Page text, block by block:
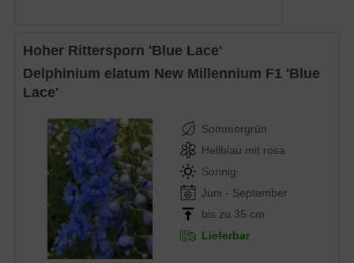
Hoher Rittersporn 'Blue Lace'
Delphinium elatum New Millennium F1 'Blue
Lace'
Sommergrün
Hellblau mit rosa
Sonnig
Juni - September
bis zu 35 cm
Lieferbar